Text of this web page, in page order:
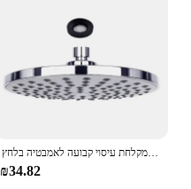
מקלחת תרסיס עליון למקלחת עיסוי קבועה לאמבטיה בלחץ Boosting Sho
₪34.82